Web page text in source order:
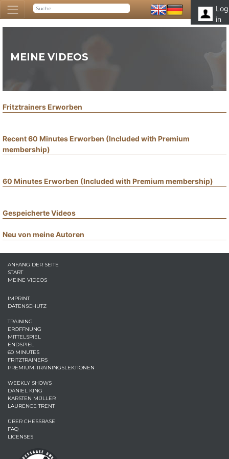
Log
in
MEINE VIDEOS
Fritztrainers Erworben
Recent 60 Minutes Erworben (Included with Premium
membership)
60 Minutes Erworben (Included with Premium membership)
Gespeicherte Videos
Neu von meine Autoren
ANFANG DER SEITE
START
MEINE VIDEOS
IMPRINT
DATENSCHUTZ
TRAINING
ERÖFFNUNG
MITTELSPIEL
ENDSPIEL
60 MINUTES
FRITZTRAINERS
PREMIUM-TRAININGSLEKTIONEN
WEEKLY SHOWS
DANIEL KING
KARSTEN MÜLLER
LAURENCE TRENT
ÜBER CHESSBASE
FAQ
LICENSES